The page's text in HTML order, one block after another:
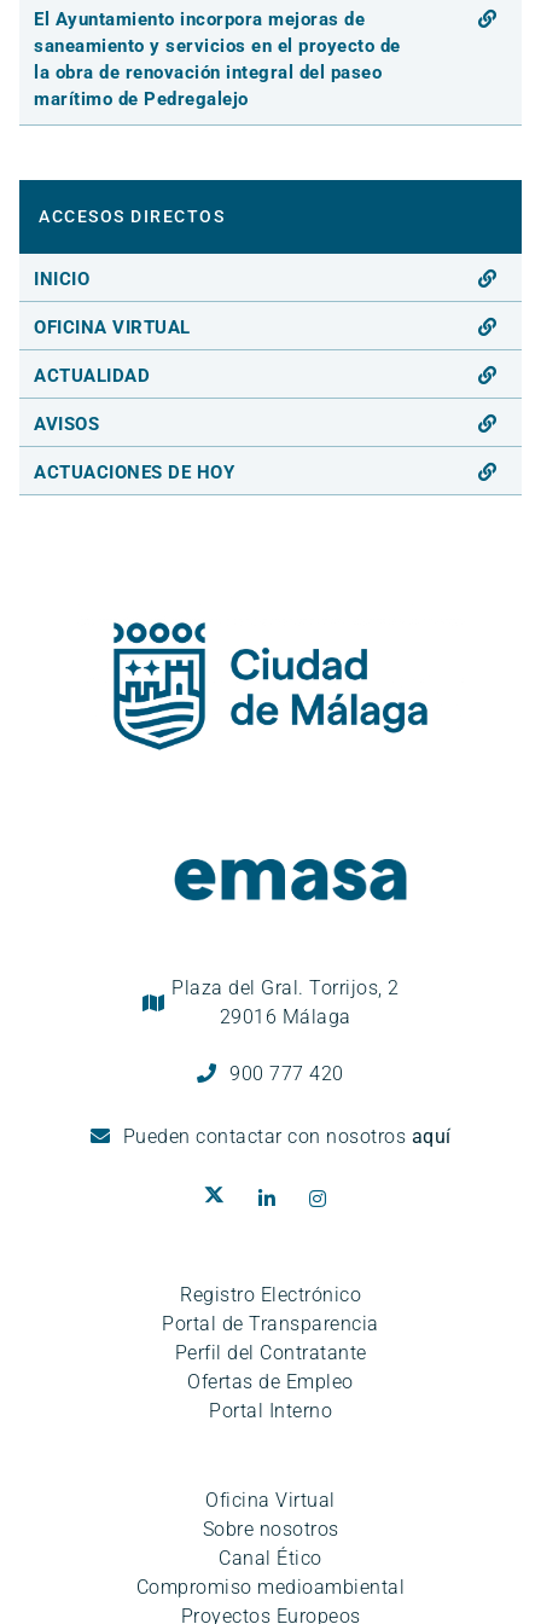
El Ayuntamiento incorpora mejoras de
saneamiento y servicios en el proyecto de
la obra de renovación integral del paseo
marítimo de Pedregalejo
ACCESOS DIRECTOS
INICIO
OFICINA VIRTUAL
ACTUALIDAD
AVISOS
ACTUACIONES DE HOY
Plaza del Gral. Torrijos, 2
29016 Málaga
900 777 420
Pueden contactar con nosotros aquí
Registro Electrónico
Portal de Transparencia
Perfil del Contratante
Ofertas de Empleo
Portal Interno
Oficina Virtual
Sobre nosotros
Canal Ético
Compromiso medioambiental
Proyectos Europeos